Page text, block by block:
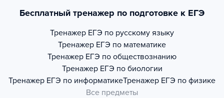
Бесплатный тренажер по подготовке к ЕГЭ
Тренажер ЕГЭ по русскому языку
Тренажер ЕГЭ по математике
Тренажер ЕГЭ по обществознанию
Тренажер ЕГЭ по биологии
Тренажер ЕГЭ по информатикеТренажер ЕГЭ по физике
Все предметы